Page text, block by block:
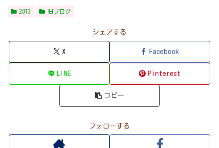
2013 旧ブログ
シェアする
X Facebook
LINE Pinterest
コピー
フォローする